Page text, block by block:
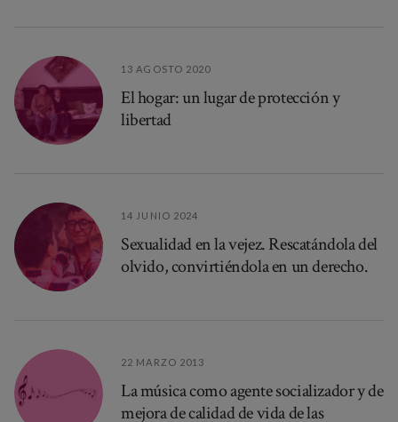
13 AGOSTO 2020
El hogar: un lugar de protección y
libertad
14 JUNIO 2024
Sexualidad en la vejez. Rescatándola del
olvido, convirtiéndola en un derecho.
22 MARZO 2013
La música como agente socializador y de
mejora de calidad de vida de las